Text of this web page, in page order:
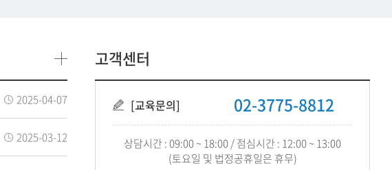
2025-04-07
2025-03-12
고객센터
[교육문의] 02-3775-8812
상담시간 : 09:00 ~ 18:00 / 점심시간 : 12:00 ~ 13:00
(토요일 및 법정공휴일은 휴무)